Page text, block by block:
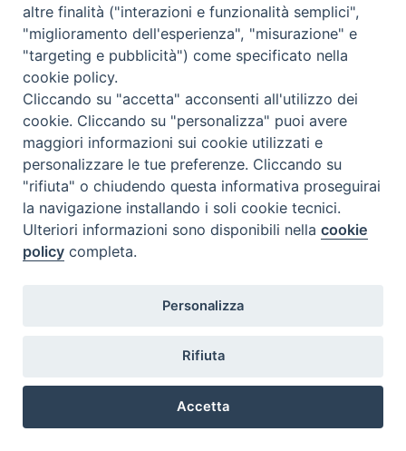
Il corso di Turismo Religioso che l’Istituto Superiore di Scienze
Religiose di Milano, in collaborazione con l’Arcidiocesi di Milano e
con il patrocinio della Camera di Commercio di Milano, inaugura
nell’A.A. 2017-2018 si propone di offrire le ragioni e gli strumenti
per comprendere e apprezzare l’incidenza del cristianesimo nella
storia e nella vicenda architettonica e artistica della città di Milano
e nel territorio lombardo.
Il corso di formazione è per tutti i Docenti della scuola pubblica,
Guide turistiche, Cultori dell’arte, Animatori pastorali, Catechisti.
Cavalieri del Santo Sepolcro 3 - Milano
altre finalità ("interazioni e funzionalità semplici",
"miglioramento dell'esperienza", "misurazione" e
"targeting e pubblicità") come specificato nella
cookie policy.
Cliccando su "accetta" acconsenti all'utilizzo dei
cookie. Cliccando su "personalizza" puoi avere
maggiori informazioni sui cookie utilizzati e
personalizzare le tue preferenze. Cliccando su
"rifiuta" o chiudendo questa informativa proseguirai
la navigazione installando i soli cookie tecnici.
Ulteriori informazioni sono disponibili nellacookie
policy completa.
Personalizza
Rifiuta
Accetta